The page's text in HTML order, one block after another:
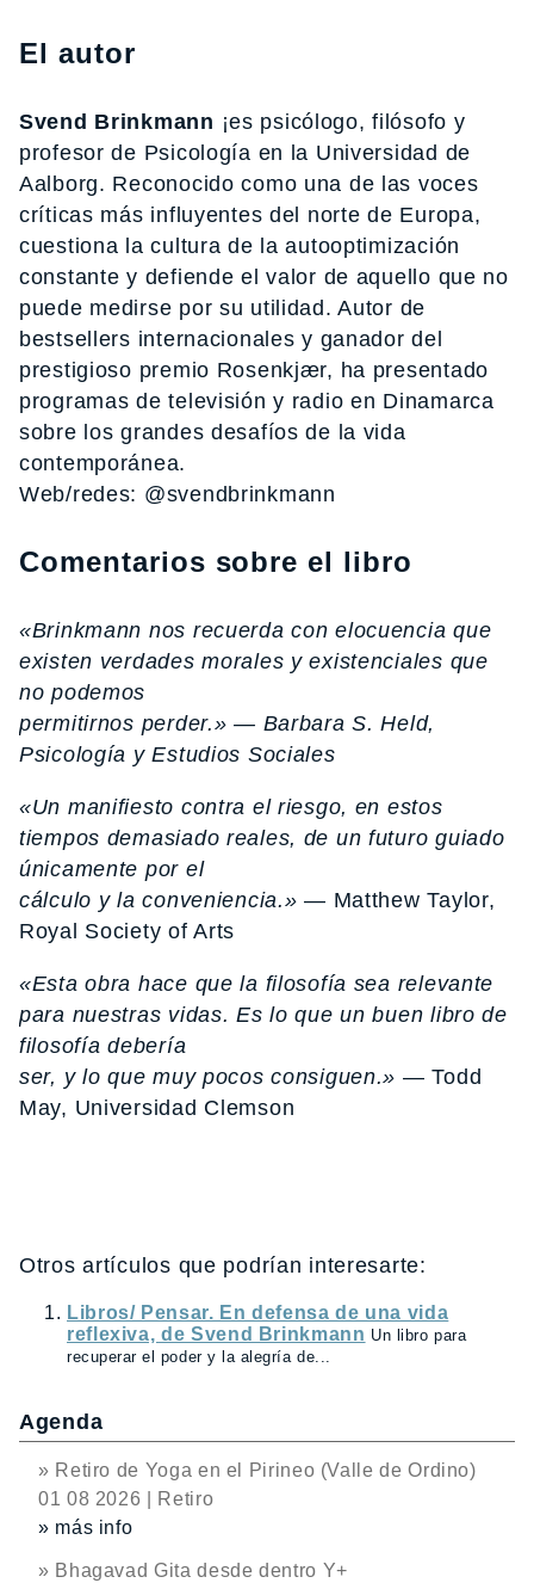
El autor
Svend Brinkmann ¡es psicólogo, filósofo y
profesor de Psicología en la Universidad de
Aalborg. Reconocido como una de las voces
críticas más influyentes del norte de Europa,
cuestiona la cultura de la autooptimización
constante y defiende el valor de aquello que no
puede medirse por su utilidad. Autor de
bestsellers internacionales y ganador del
prestigioso premio Rosenkjær, ha presentado
programas de televisión y radio en Dinamarca
sobre los grandes desafíos de la vida
contemporánea.
Web/redes: @svendbrinkmann
Comentarios sobre el libro
«Brinkmann nos recuerda con elocuencia que
existen verdades morales y existenciales que
no podemos
permitirnos perder.» — Barbara S. Held,
Psicología y Estudios Sociales
«Un manifiesto contra el riesgo, en estos
tiempos demasiado reales, de un futuro guiado
únicamente por el
cálculo y la conveniencia.» — Matthew Taylor,
Royal Society of Arts
«Esta obra hace que la filosofía sea relevante
para nuestras vidas. Es lo que un buen libro de
filosofía debería
ser, y lo que muy pocos consiguen.» — Todd
May, Universidad Clemson
Otros artículos que podrían interesarte:
Libros/ Pensar. En defensa de una vida
reflexiva, de Svend Brinkmann Un libro para
recuperar el poder y la alegría de...
Agenda
» Retiro de Yoga en el Pirineo (Valle de Ordino)
01 08 2026 | Retiro
» más info
» Bhagavad Gita desde dentro Y+